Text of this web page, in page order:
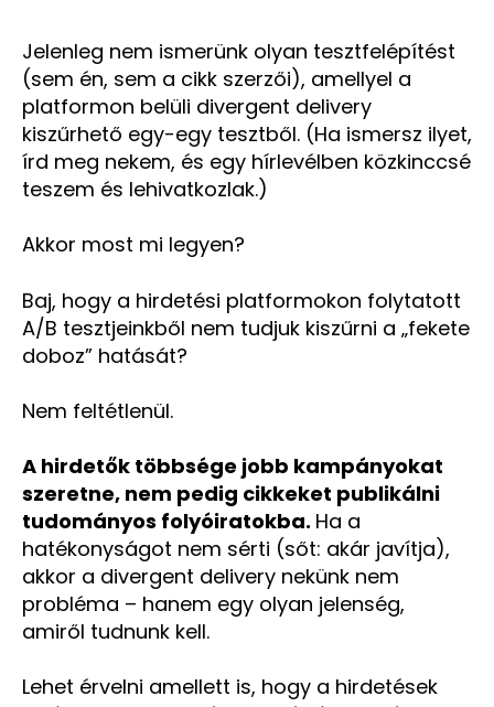
Jelenleg nem ismerünk olyan tesztfelépítést
(sem én, sem a cikk szerzői), amellyel a
platformon belüli divergent delivery
kiszűrhető egy-egy tesztből. (Ha ismersz ilyet,
írd meg nekem, és egy hírlevélben közkinccsé
teszem és lehivatkozlak.)
Akkor most mi legyen?
Baj, hogy a hirdetési platformokon folytatott
A/B tesztjeinkből nem tudjuk kiszűrni a „fekete
doboz” hatását?
Nem feltétlenül.
A hirdetők többsége jobb kampányokat
szeretne, nem pedig cikkeket publikálni
tudományos folyóiratokba. Ha a
hatékonyságot nem sérti (sőt: akár javítja),
akkor a divergent delivery nekünk nem
probléma – hanem egy olyan jelenség,
amiről tudnunk kell.
Lehet érvelni amellett is, hogy a hirdetések